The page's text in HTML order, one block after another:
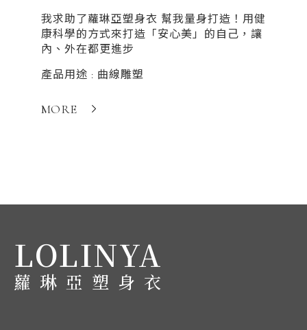
我求助了蘿琳亞塑身衣 幫我量身打造！用健
康科學的方式來打造「安心美」的自己，讓
內、外在都更進步
產品用途 : 曲線雕塑
MORE
LOLINYA
蘿琳亞塑身衣